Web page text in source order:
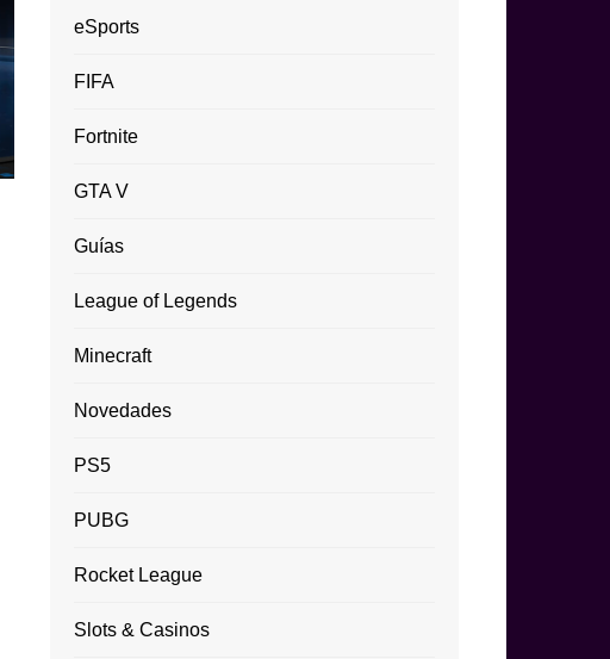
eSports
FIFA
Fortnite
GTA V
Guías
League of Legends
Minecraft
Novedades
PS5
PUBG
Rocket League
Slots & Casinos